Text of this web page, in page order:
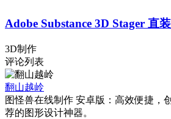
Adobe Substance 3D Stager 直
3D制作
评论列表
翻山越岭
图怪兽在线制作 安卓版：高效便捷，
荐的图形设计神器。